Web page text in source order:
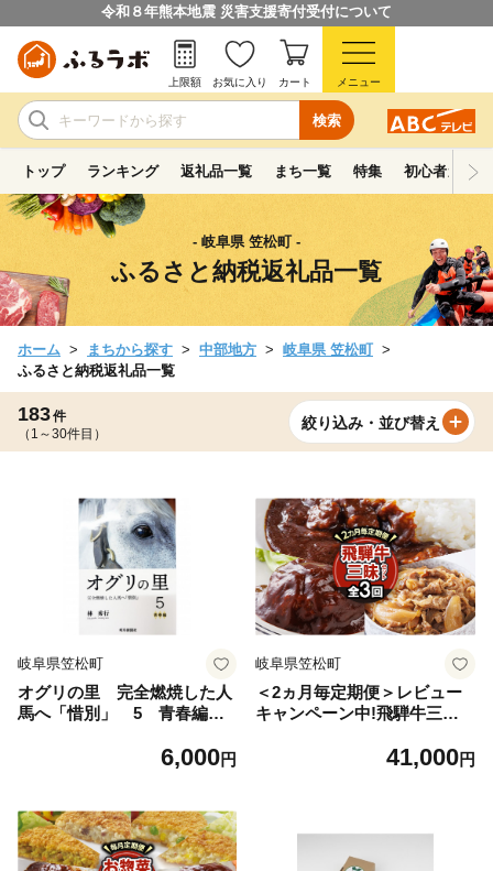
令和８年熊本地震 災害支援寄付受付について
検索
上限額 お気に入り カート メニュー
トップ ランキング 返礼品一覧 まち一覧 特集 初心者ガイド
- 岐阜県 笠松町 -
ふるさと納税返礼品一覧
ホーム まちから探す 中部地方
岐阜県 笠松町
ふるさと納税返礼品一覧
183件
（1～30件目）
絞り込み・並び替え
岐阜県笠松町
オグリの里 完全燃焼した人
馬へ「惜別」 5 青春編【1
6,000円
岐阜県笠松町
＜2ヵ月毎定期便＞レビュー
キャンペーン中!飛騨牛三昧
の冷凍食品3種)全3回【40797
41,000円